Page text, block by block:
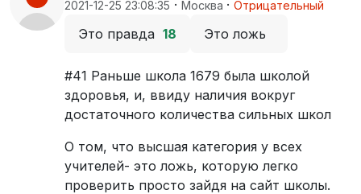
2021-12-25 23:08:35 · Москва · Отрицательный
Это правда 18 Это ложь
#41 Раньше школа 1679 была школой
здоровья, и, ввиду наличия вокруг
достаточного количества сильных школ
О том, что высшая категория у всех
учителей- это ложь, которую легко
проверить просто зайдя на сайт школы.